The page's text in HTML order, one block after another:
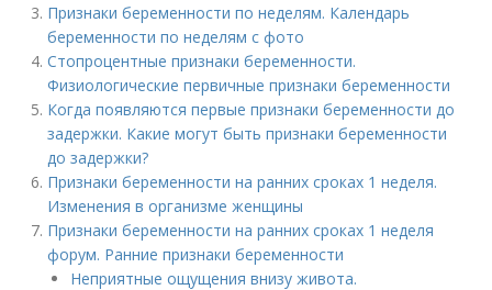
Признаки беременности по неделям. Календарь
беременности по неделям с фото
Стопроцентные признаки беременности.
Физиологические первичные признаки беременности
Когда появляются первые признаки беременности до
задержки. Какие могут быть признаки беременности
до задержки?
Признаки беременности на ранних сроках 1 неделя.
Изменения в организме женщины
Признаки беременности на ранних сроках 1 неделя
форум. Ранние признаки беременности
Неприятные ощущения внизу живота.